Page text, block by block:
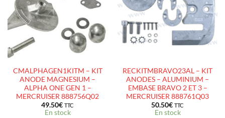
LISTE
CMALPHAGEN1KITM – KIT
ANODE MAGNESIUM –
ALPHA ONE GEN 1 –
MERCRUISER 888756Q02
49.50€ TTC
En stock
LISTE
D’ENVIES
RECKITMBRAVO23AL – KIT
ANODES – ALUMINIUM –
EMBASE BRAVO 2 ET 3 –
MERCRUISER 888761Q03
50.50€ TTC
En stock